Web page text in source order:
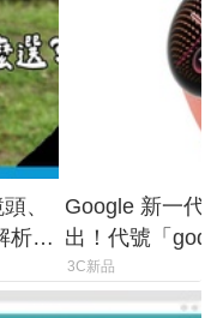
、
析，
Google 新一
出！代號「
鎖定 AI 應用
3C新品